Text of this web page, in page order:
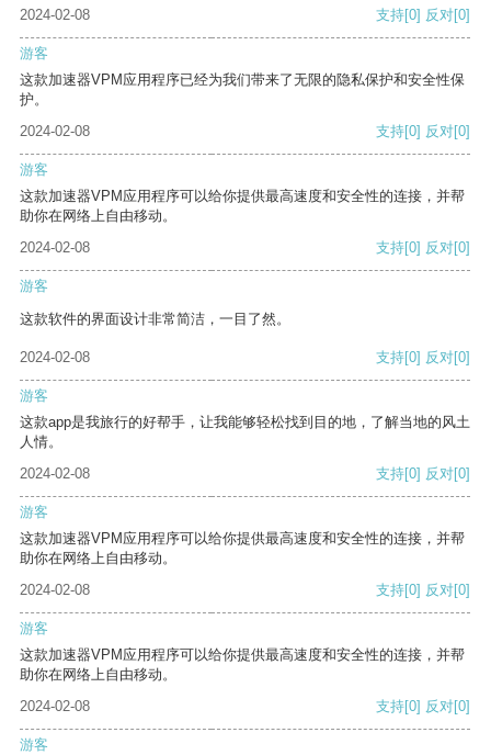
2024-02-08
支持[0] 反对[0]
游客
这款加速器VPM应用程序已经为我们带来了无限的隐私保护和安全性保
护。
2024-02-08
支持[0] 反对[0]
游客
这款加速器VPM应用程序可以给你提供最高速度和安全性的连接，并帮
助你在网络上自由移动。
2024-02-08
支持[0] 反对[0]
游客
这款软件的界面设计非常简洁，一目了然。
2024-02-08 支持[0] 反对[0]
游客
这款app是我旅行的好帮手，让我能够轻松找到目的地，了解当地的风土
人情。
2024-02-08
支持[0] 反对[0]
游客
这款加速器VPM应用程序可以给你提供最高速度和安全性的连接，并帮
助你在网络上自由移动。
2024-02-08
支持[0] 反对[0]
游客
这款加速器VPM应用程序可以给你提供最高速度和安全性的连接，并帮
助你在网络上自由移动。
2024-02-08
支持[0] 反对[0]
游客